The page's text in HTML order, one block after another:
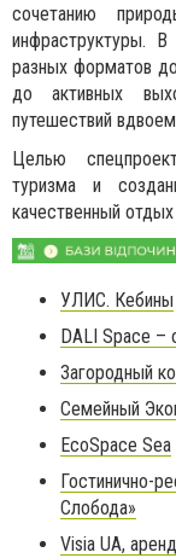
сочетанию
инфраструктуры.
разных форматов
до активных
путешествий
Целью
туризма и
качественный
УЛИС. Кебины
DALI Space –
Загородный
Семейный
EcoSpace Sea
Слобода»
Visia UA,